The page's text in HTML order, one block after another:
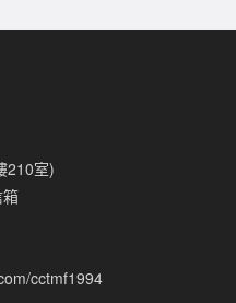
210室)
cctmf1994